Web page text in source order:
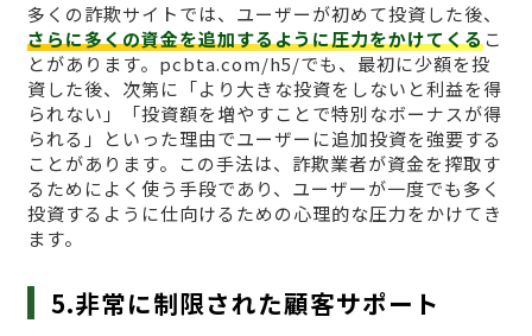
多くの詐欺サイトでは、ユーザーが初めて投資した後、
さらに多くの資金を追加するように圧力をかけてくるこ
とがあります。pcbta.com/h5/でも、最初に少額を投
資した後、次第に「より大きな投資をしないと利益を得
られない」「投資額を増やすことで特別なボーナスが得
られる」といった理由でユーザーに追加投資を強要する
ことがあります。この手法は、詐欺業者が資金を搾取す
るためによく使う手段であり、ユーザーが一度でも多く
投資するように仕向けるための心理的な圧力をかけてき
ます。
5.非常に制限された顧客サポート